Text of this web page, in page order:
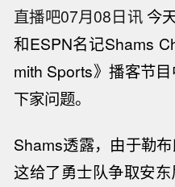
直播吧07月08日讯 今
和ESPN名记Shams
mith Sports》播客节
下家问题。
Shams透露，由于勒布
这给了勇士队争取安